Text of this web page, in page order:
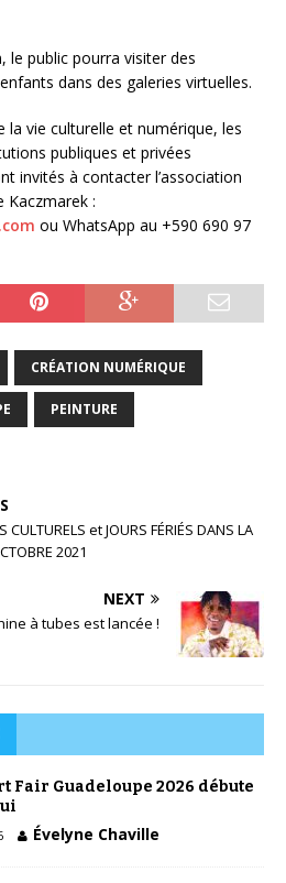
le public pourra visiterdes
dans des galeries virtuelles.
la vie culturelle et numérique, les
publiques et privées
invités à contacter l’association
Kaczmarek :
ou WhatsApp au +590 690 97
CRÉATION NUMÉRIQUE
PEINTURE
CULTURELS et JOURS FÉRIÉS DANS LA
2021
NEXT
à tubes est lancée !
Fair Guadeloupe 2026 débute
Évelyne Chaville